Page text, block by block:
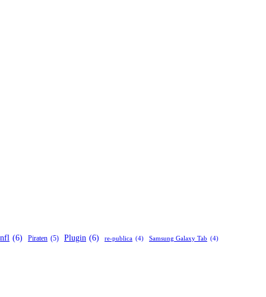
nfl (6) Piraten (5) Plugin (6) re-publica (4) Samsung Galaxy Tab (4)